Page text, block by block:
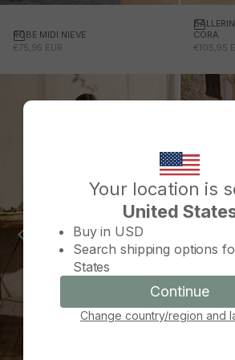
Your location is
United
Buy in USD
Search shipping options
States
Continue
Change country/region and
Change country/
Continue
Cancel
Choisissez des options
ROBE MIDI NIEVE
PRIX PROMOTIONNEL
€75,95 EUR
CORA
PRIX
€105,95